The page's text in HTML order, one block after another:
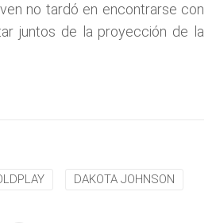
no tardó en encontrarse con
juntos de la proyección de la
DAKOTA JOHNSON